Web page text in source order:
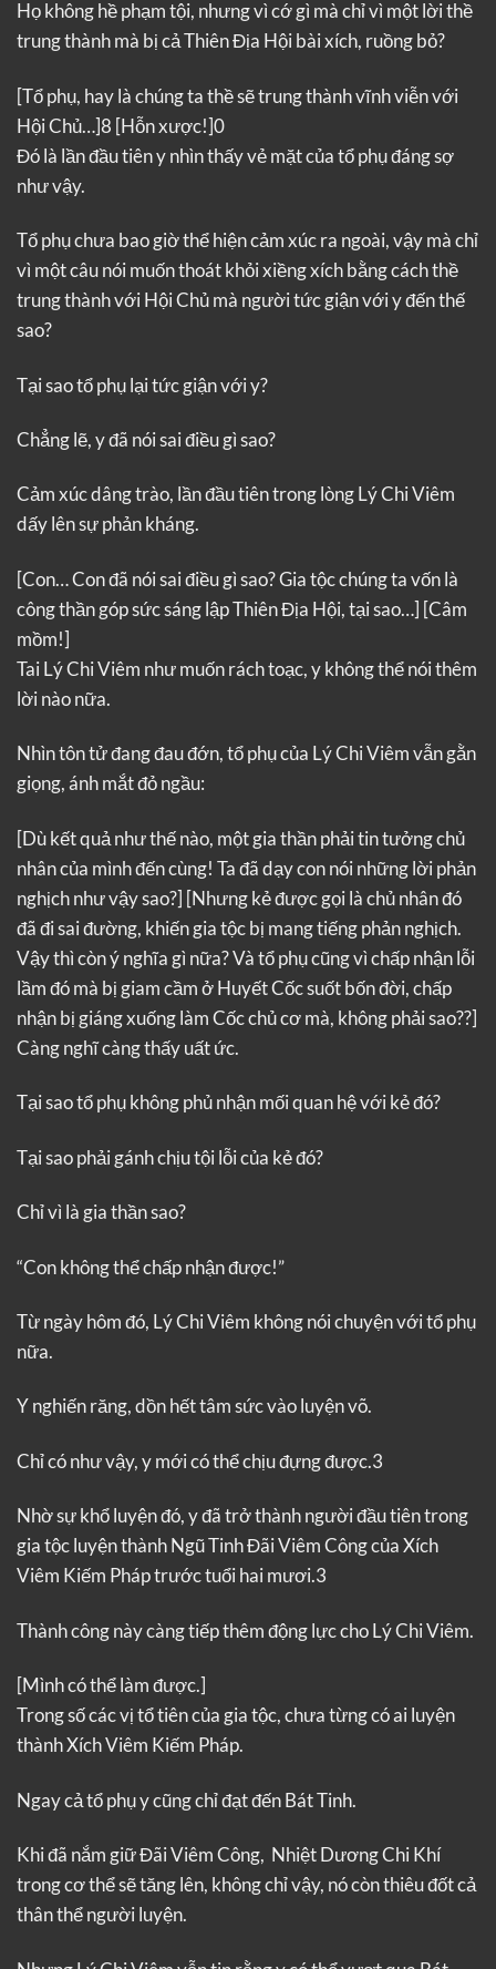
Họ không hề phạm tội, nhưng vì cớ gì mà chỉ vì một lời thề
trung thành mà bị cả Thiên Địa Hội bài xích, ruồng bỏ?
[Tổ phụ, hay là chúng ta thề sẽ trung thành vĩnh viễn với
Hội Chủ…]8 [Hỗn xược!]0
Đó là lần đầu tiên y nhìn thấy vẻ mặt của tổ phụ đáng sợ
như vậy.
Tổ phụ chưa bao giờ thể hiện cảm xúc ra ngoài, vậy mà chỉ
vì một câu nói muốn thoát khỏi xiềng xích bằng cách thề
trung thành với Hội Chủ mà người tức giận với y đến thế
sao?
Tại sao tổ phụ lại tức giận với y?
Chẳng lẽ, y đã nói sai điều gì sao?
Cảm xúc dâng trào, lần đầu tiên trong lòng Lý Chi Viêm
dấy lên sự phản kháng.
[Con… Con đã nói sai điều gì sao? Gia tộc chúng ta vốn là
công thần góp sức sáng lập Thiên Địa Hội, tại sao…] [Câm
mồm!]
Tai Lý Chi Viêm như muốn rách toạc, y không thể nói thêm
lời nào nữa.
Nhìn tôn tử đang đau đớn, tổ phụ của Lý Chi Viêm vẫn gằn
giọng, ánh mắt đỏ ngầu:
[Dù kết quả như thế nào, một gia thần phải tin tưởng chủ
nhân của mình đến cùng! Ta đã dạy con nói những lời phản
nghịch như vậy sao?] [Nhưng kẻ được gọi là chủ nhân đó
đã đi sai đường, khiến gia tộc bị mang tiếng phản nghịch.
Vậy thì còn ý nghĩa gì nữa? Và tổ phụ cũng vì chấp nhận lỗi
lầm đó mà bị giam cầm ở Huyết Cốc suốt bốn đời, chấp
nhận bị giáng xuống làm Cốc chủ cơ mà, không phải sao??]
Càng nghĩ càng thấy uất ức.
Tại sao tổ phụ không phủ nhận mối quan hệ với kẻ đó?
Tại sao phải gánh chịu tội lỗi của kẻ đó?
Chỉ vì là gia thần sao?
“Con không thể chấp nhận được!”
Từ ngày hôm đó, Lý Chi Viêm không nói chuyện với tổ phụ
nữa.
Y nghiến răng, dồn hết tâm sức vào luyện võ.
Chỉ có như vậy, y mới có thể chịu đựng được.3
Nhờ sự khổ luyện đó, y đã trở thành người đầu tiên trong
gia tộc luyện thành Ngũ Tinh Đãi Viêm Công của Xích
Viêm Kiếm Pháp trước tuổi hai mươi.3
Thành công này càng tiếp thêm động lực cho Lý Chi Viêm.
[Mình có thể làm được.]
Trong số các vị tổ tiên của gia tộc, chưa từng có ai luyện
thành Xích Viêm Kiếm Pháp.
Ngay cả tổ phụ y cũng chỉ đạt đến Bát Tinh.
Khi đã nắm giữ Đãi Viêm Công, Nhiệt Dương Chi Khí
trong cơ thể sẽ tăng lên, không chỉ vậy, nó còn thiêu đốt cả
thân thể người luyện.